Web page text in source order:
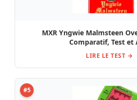
MXR Yngwie Malmsteen
Comparatif, Test et
LIRE LE TEST →
#5